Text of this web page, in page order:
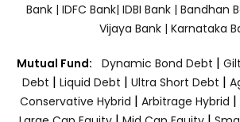
Bank | IDFC Bank| IDBI Bank | Bandhan
Vijaya Bank | Karnataka
Mutual Fund: Dynamic Bond Debt |
Debt | Liquid Debt | Ultra Short Debt |
Conservative Hybrid | Arbitrage Hybrid |